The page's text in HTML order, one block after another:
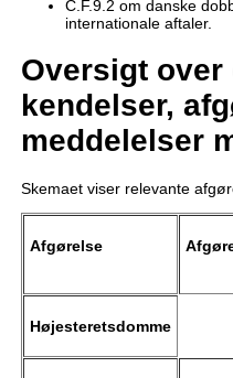
C.F.9.2 om danske
internationale aftaler.
Oversigt over
kendelser,
meddelelser
Skemaet viser relevante
Afgørelse
Højesteretsdomme